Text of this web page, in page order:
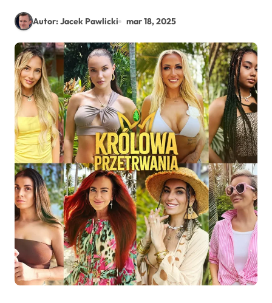
Autor: Jacek Pawlicki mar 18, 2025